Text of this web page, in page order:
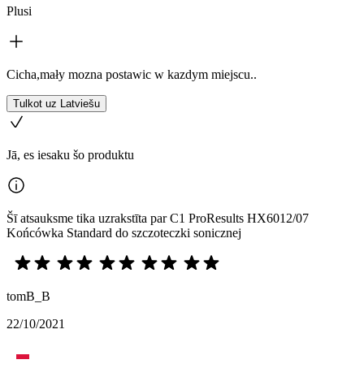
Plusi
Cicha,mały mozna postawic w kazdym miejscu..
Tulkot uz Latviešu
Jā, es iesaku šo produktu
Šī atsauksme tika uzrakstīta par C1 ProResults HX6012/07
Końcówka Standard do szczoteczki sonicznej
tomB_B
22/10/2021